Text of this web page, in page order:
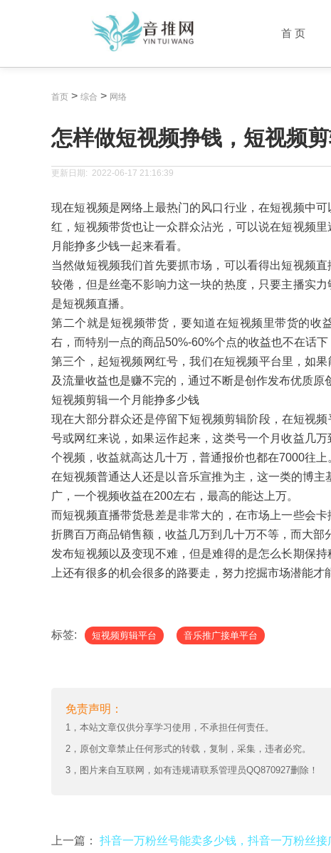
首 页
首页 > 综合 > 网络
怎样做短视频挣钱，短视频
更新日期: 2022-06-17 21:16:39
现在短视频是网络上最热门的风口行业，在短视频中
红，短视频带货也让一众群众沾光，可以说在短视频
月能挣多少钱一起来看看。
当然做短视频我们首先要抓市场，可以看得出短视频
较倦，但是丝毫不影响力这一块的热度，只要主播实
是短视频直播。
第二个就是短视频带货，要知道在短视频里带货的收
右，而特别一点的商品50%-60%个点的收益也不在话下
第三个，起短视频网红号，我们在短视频平台里，如
及流量收益也是赚不完的，通过不断是创作发布优质原
短视频剪辑一个月能挣多少钱
现在大部分群众还是停留下短视频剪辑阶段，在短视
号或网红来说，如果运作起来，这类号一个月收益几
个视频，收益就高达几十万，普通报价也都在7000往上
在短视频普通达人还是以音乐宣推为主，这一类的博
广，一个视频收益在200左右，最高的能达上万。
而短视频直播带货悬差是非常大的，在市场上一些会
折腾百万商品销售额，收益几万到几十万不等，而大部
发布短视频以及变现不难，但是难得的是怎么长期保
上还有很多的机会很多的路要走，努力挖掘市场潜能才
标签: 短视频剪辑平台 音乐推广接单平台
免责声明：
1，本站文章仅供分享学习使用，不承担任何责任。
2，原创文章禁止任何形式的转载，复制，采集，违者必究。
3，图片来自互联网，如有违规请联系管理员QQ870927删除！
上一篇： 抖音一万粉丝号能卖多少钱，抖音一万粉丝接